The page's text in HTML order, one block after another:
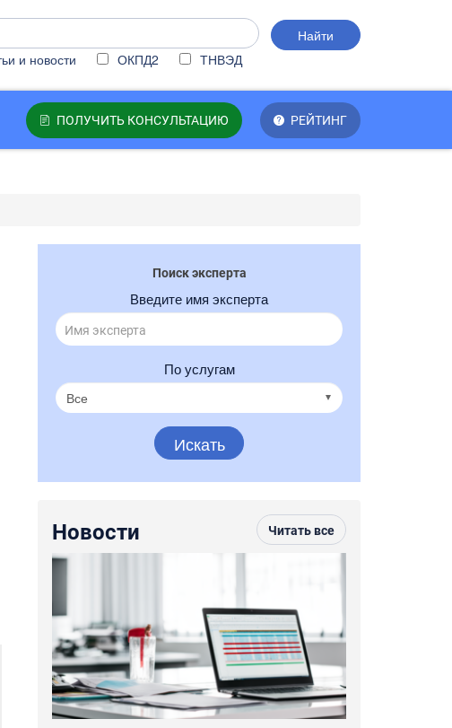
Найти
и новости
ОКПД2 ТНВЭД
ПОЛУЧИТЬ КОНСУЛЬТАЦИЮ РЕЙТИНГ
Поиск эксперта
Введите имя эксперта
По услугам
Искать
Новости Читать все